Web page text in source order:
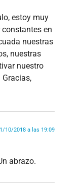
estoy muy
en
nuestras
nuestras
nuestro
10/2018 a las 19:09
abrazo.